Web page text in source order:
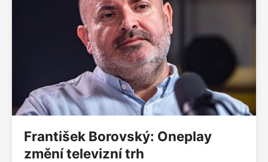
František Borovský: Oneplay
změní televizní trh